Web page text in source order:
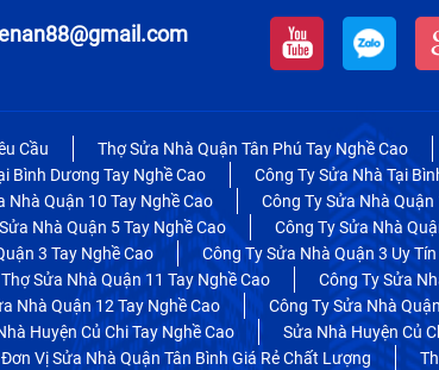
Cầu Thợ Sửa Nhà Quận Tân Phú Tay Nghề Cao
Bình Dương Tay Nghề Cao
Công Ty Sửa Nhà Tại
Nhà Quận 10 Tay Nghề Cao
Công Ty Sửa Nhà
Nhà Quận 5 Tay Nghề Cao
Công Ty Sửa Nhà
3 Tay Nghề Cao Công Ty Sửa Nhà Quận 3 Uy
Thợ Sửa Nhà Quận 11 Tay Nghề Cao
Công Ty Sửa
Nhà Quận 12 Tay Nghề Cao
Công Ty Sửa Nhà
Huyện Củ Chi Tay Nghề Cao
Sửa Nhà Huyện Củ
Đơn Vị Sửa Nhà Quận Tân Bình Giá Rẻ Chất Lượng